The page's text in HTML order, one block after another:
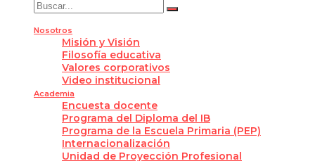
Nosotros
Misión y Visión
Filosofía educativa
Valores corporativos
Video institucional
Academia
Encuesta docente
Programa del Diploma del IB
Programa de la Escuela Primaria (PEP)
Internacionalización
Unidad de Proyección Profesional